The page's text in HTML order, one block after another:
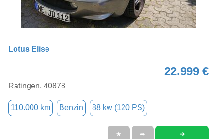
Lotus Elise
22.999 €
Ratingen, 40878
110.000 km Benzin 88 kw (120 PS)
★ ➦ ➜